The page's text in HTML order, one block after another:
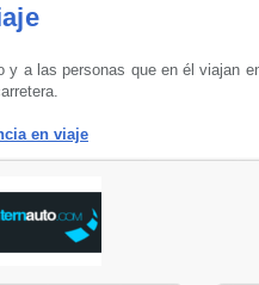
a las personas que en él viajan
en viaje